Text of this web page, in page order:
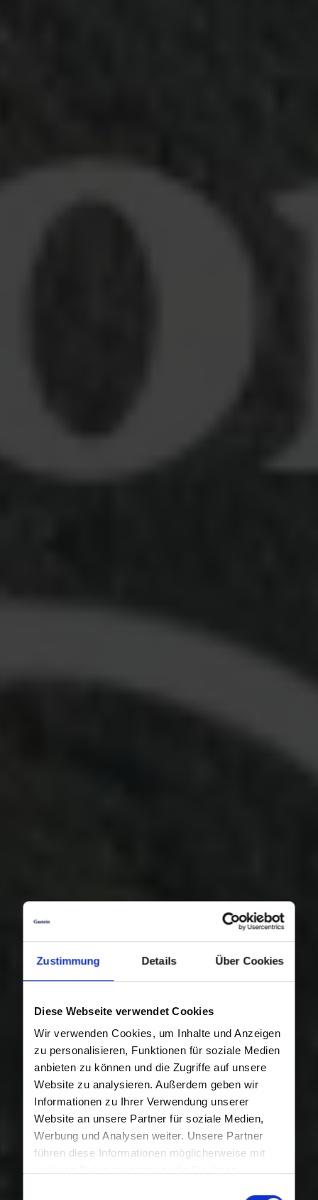
Zustimmung Details Über Cookies
Diese Webseite verwendet Cookies
Wir verwenden Cookies, um Inhalte und Anzeigen
zu personalisieren, Funktionen für soziale Medien
anbieten zu können und die Zugriffe auf unsere
Website zu analysieren. Außerdem geben wir
Informationen zu Ihrer Verwendung unserer
Website an unsere Partner für soziale Medien,
Werbung und Analysen weiter. Unsere Partner
führen diese Informationen möglicherweise mit